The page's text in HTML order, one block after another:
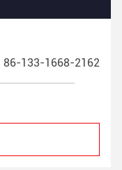
86-133-1668-2162